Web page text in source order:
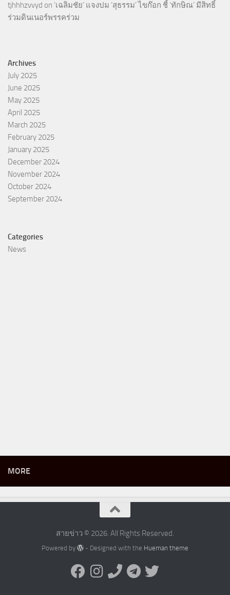
tjhhhzvvyd on ‘เฉลิมชัย’ แจงปม ‘สุธรรม’ ไขก๊อก ชี้ ‘ทักษิณ’ มีสิทธิ์
ร่วมดินเนอร์พรรคร่วม
Archives
July 2025
June 2025
May 2025
April 2025
March 2025
February 2025
January 2025
December 2024
November 2024
October 2024
September 2024
Categories
News
MORE
สายข่าว © 2026. All Rights Reserved.
Powered by - Designed with the Hueman theme